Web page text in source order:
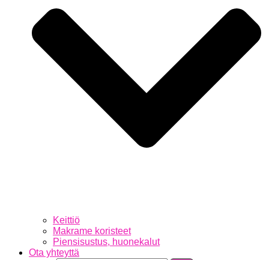
Keittiö
Makrame koristeet
Piensisustus, huonekalut
Ota yhteyttä